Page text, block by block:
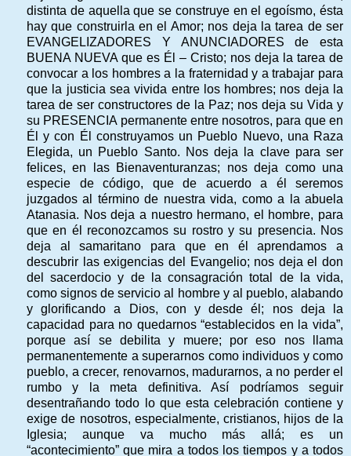
distinta de aquella que se construye en el egoísmo, ésta
hay que construirla en el Amor; nos deja la tarea de ser
EVANGELIZADORES Y ANUNCIADORES de esta
BUENA NUEVA que es Él – Cristo; nos deja la tarea de
convocar a los hombres a la fraternidad y a trabajar para
que la justicia sea vivida entre los hombres; nos deja la
tarea de ser constructores de la Paz; nos deja su Vida y
su PRESENCIA permanente entre nosotros, para que en
Él y con Él construyamos un Pueblo Nuevo, una Raza
Elegida, un Pueblo Santo. Nos deja la clave para ser
felices, en las Bienaventuranzas; nos deja como una
especie de código, que de acuerdo a él seremos
juzgados al término de nuestra vida, como a la abuela
Atanasia. Nos deja a nuestro hermano, el hombre, para
que en él reconozcamos su rostro y su presencia. Nos
deja al samaritano para que en él aprendamos a
descubrir las exigencias del Evangelio; nos deja el don
del sacerdocio y de la consagración total de la vida,
como signos de servicio al hombre y al pueblo, alabando
y glorificando a Dios, con y desde él; nos deja la
capacidad para no quedarnos “establecidos en la vida”,
porque así se debilita y muere; por eso nos llama
permanentemente a superarnos como individuos y como
pueblo, a crecer, renovarnos, madurarnos, a no perder el
rumbo y la meta definitiva. Así podríamos seguir
desentrañando todo lo que esta celebración contiene y
exige de nosotros, especialmente, cristianos, hijos de la
Iglesia; aunque va mucho más allá; es un
“acontecimiento” que mira a todos los tiempos y a todos